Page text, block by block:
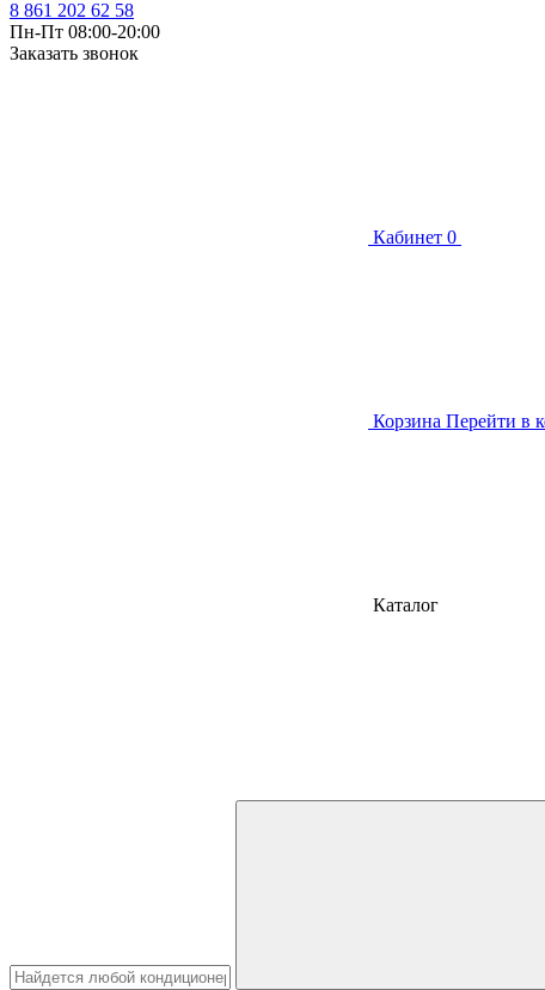
8 861 202 62 58
Пн-Пт 08:00-20:00
Заказать звонок
Кабинет 0
Корзина Перейти в
Каталог